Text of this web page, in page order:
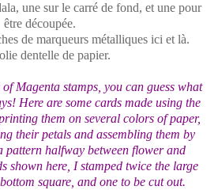
une sur le carré de fond, et une pour
être découpée.
de marqueurs métalliques ici et là.
dentelle de papier.
Magenta stamps, you can guess what
Here are some cards made using the
them on several colors of paper,
their petals and assembling them by
pattern halfway between flower and
shown here, I stamped twice the large
square, and one to be cut out.